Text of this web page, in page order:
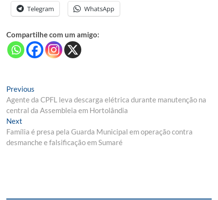
Telegram WhatsApp
Compartilhe com um amigo:
Navegação
de
Post
Previous
post:
Agente da CPFL leva descarga elétrica durante manutenção na
central da Assembleia em Hortolândia
Next
post:
Família é presa pela Guarda Municipal em operação contra
desmanche e falsificação em Sumaré